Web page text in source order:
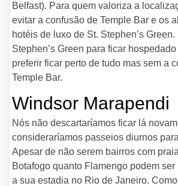
Belfast). Para quem valoriza a
evitar a confusão de Temple Bar e os
hotéis de luxo de St. Stephen’s
Stephen’s Green para ficar
preferir ficar perto de tudo mas sem a
Temple Bar.
Windsor Marapendi
Nós não descartaríamos ficar lá
consideraríamos passeios diurnos
Apesar de não serem bairros com
Botafogo quanto Flamengo podem
a sua estadia no Rio de Janeiro.